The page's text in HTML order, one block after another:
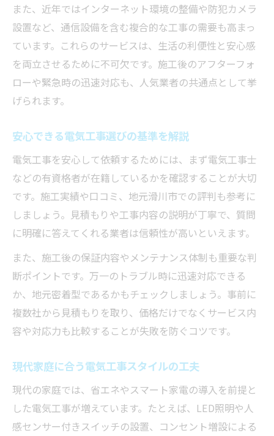
省エネ設計が進む電気工事の新潮流
電気工事の最新動向と安心のメリット
スマート家電対応の電気工事サービス
電気工事の技術進化が暮らしを支える
地域密着型の電気工事サービスの特徴を解説
地元業者ならではの迅速な電気工事対応
電気工事の相談しやすさと地域サポート力
地域密着で選ぶ電気工事のメリット
滑川市の生活に寄り添う電気工事サービス
また、近年ではインターネット環境の整備や防犯カメラ
設置など、通信設備を含む複合的な工事の需要も高まっ
ています。これらのサービスは、生活の利便性と安心感
を両立させるために不可欠です。施工後のアフターフォ
ローや緊急時の迅速対応も、人気業者の共通点として挙
げられます。
安心できる電気工事選びの基準を解説
電気工事を安心して依頼するためには、まず電気工事士
などの有資格者が在籍しているかを確認することが大切
です。施工実績や口コミ、地元滑川市での評判も参考に
しましょう。見積もりや工事内容の説明が丁寧で、質問
に明確に答えてくれる業者は信頼性が高いといえます。
また、施工後の保証内容やメンテナンス体制も重要な判
断ポイントです。万一のトラブル時に迅速対応できる
か、地元密着型であるかもチェックしましょう。事前に
複数社から見積もりを取り、価格だけでなくサービス内
容や対応力も比較することが失敗を防ぐコツです。
現代家庭に合う電気工事スタイルの工夫
現代の家庭では、省エネやスマート家電の導入を前提と
した電気工事が増えています。たとえば、LED照明や人
感センサー付きスイッチの設置、コンセント増設による